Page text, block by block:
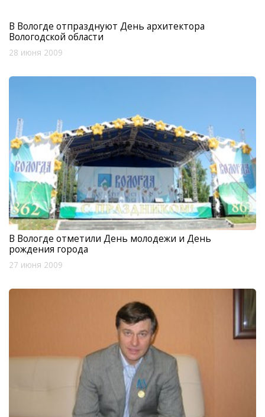
В Вологде отпразднуют День архитектора
Вологодской области
28 июня 2009
В Вологде отметили День молодежи и День
рождения города
27 июня 2009